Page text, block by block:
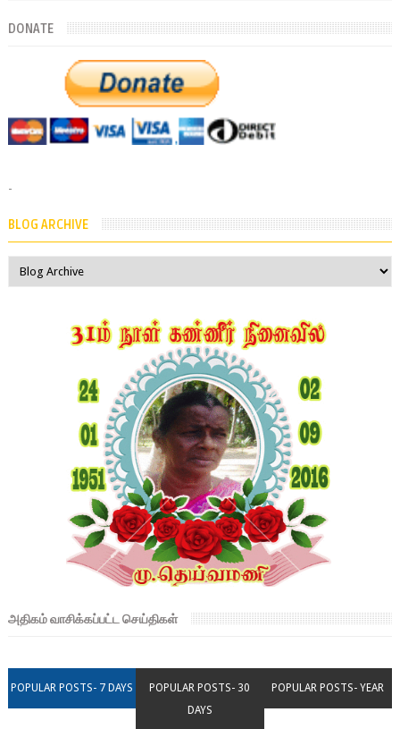
DONATE
-
BLOG ARCHIVE
அதிகம் வாசிக்கப்பட்ட செய்திகள்
POPULAR POSTS- 7 DAYS
POPULAR POSTS- 30
DAYS
POPULAR POSTS- YEAR